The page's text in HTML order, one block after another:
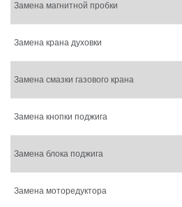
Замена магнитной пробки
Замена крана духовки
Замена смазки газового крана
Замена кнопки поджига
Замена блока поджига
Замена моторедуктора